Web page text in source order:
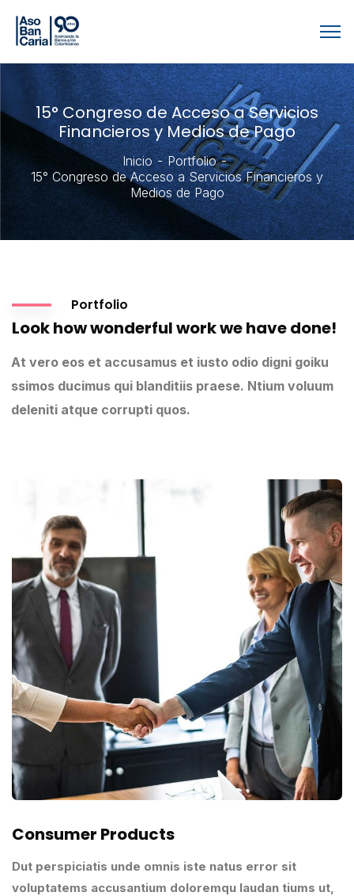
15° Congreso de Acceso a Servicios
Financieros y Medios de Pago
Inicio
Portfolio
15° Congreso de Acceso a Servicios Financieros y
Medios de Pago
Portfolio
Look how wonderful work we have done!
At vero eos et accusamus et iusto odio digni goiku
ssimos ducimus qui blanditiis praese. Ntium voluum
deleniti atque corrupti quos.
Consumer Products
Dut perspiciatis unde omnis iste natus error sit
voluptatems accusantium doloremqu laudan tiums ut,